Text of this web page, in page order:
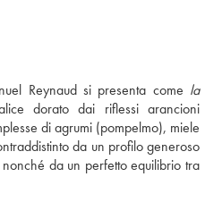
Reynaud si presenta come la
dorato dai riflessi arancioni
di agrumi (pompelmo), miele
da un profilo generoso
da un perfetto equilibrio tra